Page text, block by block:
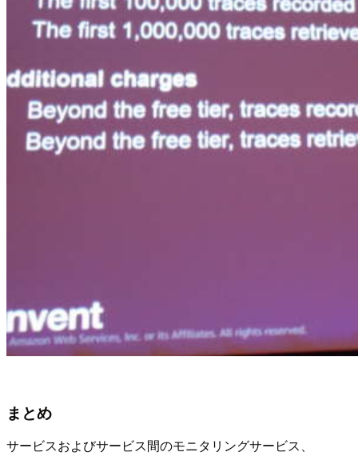
まとめ
サービスおよびサービス間のモニタリングサービス、